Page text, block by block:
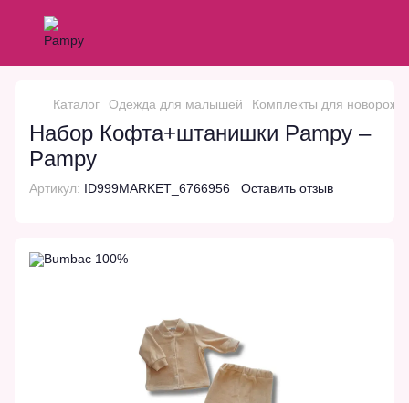
Каталог Одежда для малышей Комплекты для
Набор Кофта+штанишки Pampy –
Pampy
Артикул: ID999MARKET_6766956 Оставить отзыв